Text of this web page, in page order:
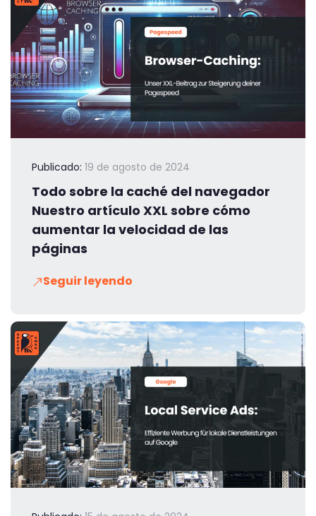
Publicado: 19 de agosto de 2024
Todo sobre la caché del navegador
Nuestro artículo XXL sobre cómo
aumentar la velocidad de las
páginas
Seguir leyendo